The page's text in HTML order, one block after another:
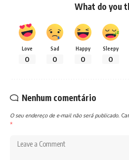
What do you
Love
0
Sad
0
Happy
0
Sleepy
0
Nenhum comentário
O seu endereço de e-mail não será publicado.
*